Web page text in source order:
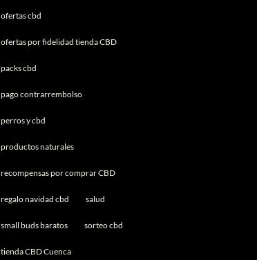
ofertas cbd
ofertas por fidelidad tienda CBD
packs cbd
pago contrarrembolso
perros y cbd
productos naturales
recompensas por comprar CBD
regalo navidad cbd salud
small buds baratos sorteo cbd
tienda CBD Cuenca